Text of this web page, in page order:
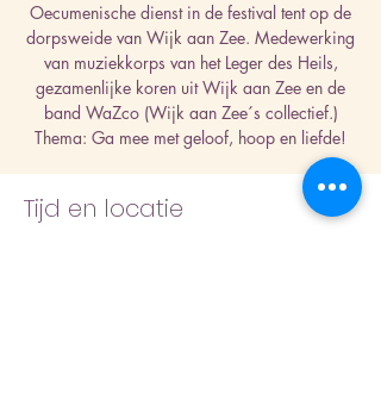
Oecumenische dienst in de festival tent op de
dorpsweide van Wijk aan Zee. Medewerking
van muziekkorps van het Leger des Heils,
gezamenlijke koren uit Wijk aan Zee en de
band WaZco (Wijk aan Zee´s collectief.)
Thema: Ga mee met geloof, hoop en liefde!
Tijd en locatie